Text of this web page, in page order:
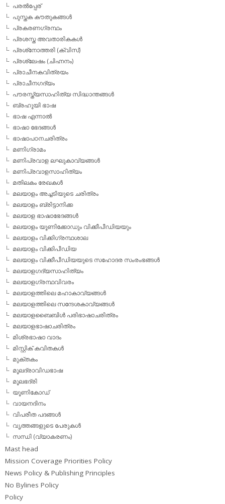
പരല്‍പ്പേര്
പുസ്തക കൗതുകങ്ങള്‍
പ്രകരണഗ്രന്ഥം
പ്രശസ്ത അവതാരികകള്‍
പ്രശ്‌നോത്തരി (ക്വിസ്)
പ്രശ്ലേഷം (ചിഹ്നനം)
പ്രാചീനകവിത്രയം
പ്രാചീനഗദ്യം
പൗരസ്ത്യസാഹിത്യ സിദ്ധാന്തങ്ങള്‍
ബ്രഹൂയി ഭാഷ
ഭാഷ എന്നാല്‍
ഭാഷാ ഭേദങ്ങള്‍
ഭാഷാപഠനചരിത്രം
മണിഗ്രാമം
മണിപ്രവാള ലഘുകാവ്യങ്ങള്‍
മണിപ്രവാളസാഹിത്യം
മതിലകം രേഖകള്‍
മലയാളം അച്ചടിയുടെ ചരിത്രം
മലയാളം ബ്രിട്ടാനിക്ക
മലയാള ഭാഷാഭേദങ്ങള്‍
മലയാളം യൂണിക്കോഡും വിക്കീപീഡിയയും
മലയാളം വിക്കിഗ്രന്ഥശാല
മലയാളം വിക്കിപീഡിയ
മലയാളം വിക്കീപീഡിയയുടെ സഹോദര സംരംഭങ്ങള്‍
മലയാളഗദ്യസാഹിത്യം
മലയാളഗ്രന്ഥവിവരം
മലയാളത്തിലെ മഹാകാവ്യങ്ങള്‍
മലയാളത്തിലെ സന്ദേശകാവ്യങ്ങള്‍
മലയാളബൈബിള്‍ പരിഭാഷാചരിത്രം
മലയാളഭാഷാചരിത്രം
മിശ്രഭാഷാ വാദം
മിസ്റ്റിക് കവിതകള്‍
മുക്തകം
മൂലദ്രാവിഡഭാഷ
മൂലഭദ്രി
യൂണികോഡ്
വായനദിനം
വിപരീത പദങ്ങള്‍
വൃത്തങ്ങളുടെ പേരുകള്‍
സന്ധി (വ്യാകരണം)
Mast head
Mission Coverage Priorities Policy
News Policy & Publishing Principles
No Bylines Policy
Policy